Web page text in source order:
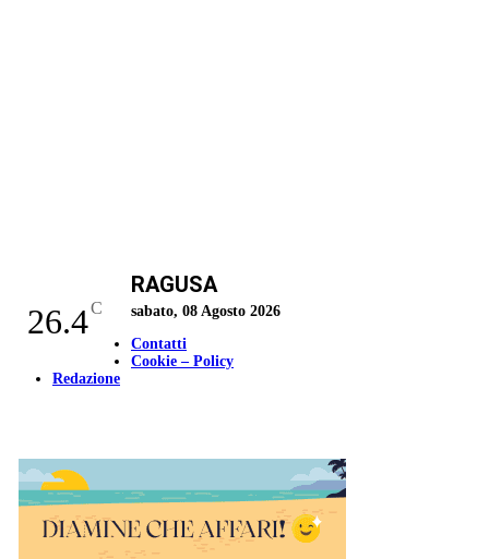
26.4C
RAGUSA
sabato, 08 Agosto 2026
Contatti
Cookie – Policy
Redazione